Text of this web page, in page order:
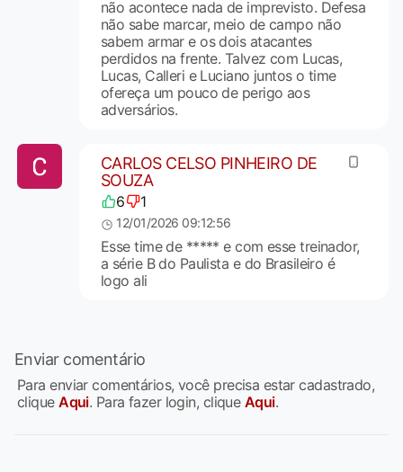
não acontece nada de imprevisto. Defesa
não sabe marcar, meio de campo não
sabem armar e os dois atacantes
perdidos na frente. Talvez com Lucas,
Lucas, Calleri e Luciano juntos o time
ofereça um pouco de perigo aos
adversários.
CARLOS CELSO PINHEIRO DE
SOUZA
6 1
12/01/2026 09:12:56
Esse time de ***** e com esse treinador,
a série B do Paulista e do Brasileiro é
logo ali
Enviar comentário
Para enviar comentários, você precisa estar cadastrado,
cliqueAqui. Para fazer login, clique Aqui.